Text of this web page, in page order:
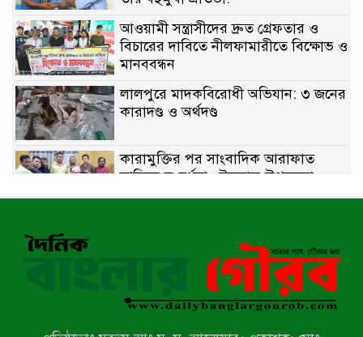
আওয়ামী সন্ত্রাসীদের দ্রুত গ্রেফতার ও
বিচারের দাবিতে নীলফামারীতে বিক্ষোভ ও
মানববন্ধন
লালপুরে মাদকবিরোধী অভিযান: ৩ জনের
কারাদণ্ড ও অর্থদণ্ড
কারামুক্তির পর সাংবাদিক আরাফাত
সানিকে সংবর্ধনা, টেকনাফ উপজেলা
প্রেসক্লাবের ফুলেল শুভেচ্ছা
মিয়ানমারের সীমান্তে স্থলমাইন বিস্ফোরণ:
উখিয়ার এক যুবকের পা বিচ্ছিন্ন